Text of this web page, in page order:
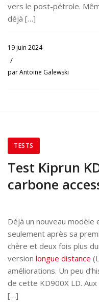
vers le post-pétrole.
déjà […]
19 juin 2024
/
parAntoine Galewski
TESTS
Test Kiprun
carbone
Déjà un nouveau modèle
seulement après sa
chère et deux fois plus
version longue distance
améliorations. Un peu
de cette KD900X LD.
[…]